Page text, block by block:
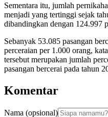
Sementara itu, jumlah
menjadi yang tertinggi sejak
dibandingkan dengan 124.997
Sebanyak 53.085 pasangan
perceraian per 1.000 orang,
tersebut merupakan jumlah
pasangan bercerai pada tahun
Komentar
Nama (opsional)